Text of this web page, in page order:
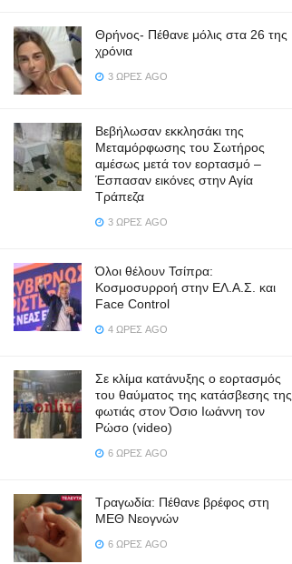
Θρήνος- Πέθανε μόλις στα 26 της
χρόνια
3 ΏΡΕΣ AGO
Βεβήλωσαν εκκλησάκι της
Μεταμόρφωσης του Σωτήρος
αμέσως μετά τον εορτασμό –
Έσπασαν εικόνες στην Αγία
Τράπεζα
3 ΏΡΕΣ AGO
Όλοι θέλουν Τσίπρα:
Κοσμοσυρροή στην ΕΛ.Α.Σ. και
Face Control
4 ΏΡΕΣ AGO
Σε κλίμα κατάνυξης ο εορτασμός
του θαύματος της κατάσβεσης της
φωτιάς στον Όσιο Ιωάννη τον
Ρώσο (video)
6 ΏΡΕΣ AGO
Τραγωδία: Πέθανε βρέφος στη
ΜΕΘ Νεογνών
6 ΏΡΕΣ AGO